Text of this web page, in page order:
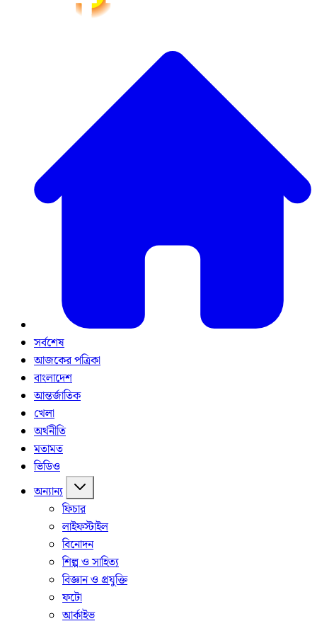
সর্বশেষ
আজকের পত্রিকা
বাংলাদেশ
আন্তর্জাতিক
খেলা
অর্থনীতি
মতামত
ভিডিও
অন্যান্য
ফিচার
লাইফস্টাইল
বিনোদন
শিল্প ও সাহিত্য
বিজ্ঞান ও প্রযুক্তি
ফটো
আর্কাইভ